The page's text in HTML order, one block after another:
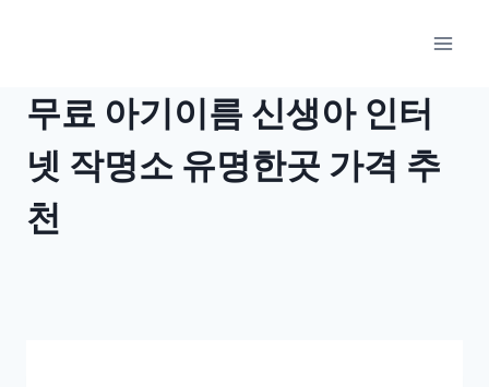
무료 아기이름 신생아 인터
넷 작명소 유명한곳 가격 추
천